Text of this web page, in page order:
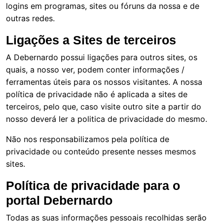
logins em programas, sites ou fóruns da nossa e de
outras redes.
Ligações a Sites de terceiros
A Debernardo possui ligações para outros sites, os
quais, a nosso ver, podem conter informações /
ferramentas úteis para os nossos visitantes. A nossa
política de privacidade não é aplicada a sites de
terceiros, pelo que, caso visite outro site a partir do
nosso deverá ler a politica de privacidade do mesmo.
Não nos responsabilizamos pela política de
privacidade ou conteúdo presente nesses mesmos
sites.
Política de privacidade para o
portal Debernardo
Todas as suas informações pessoais recolhidas serão